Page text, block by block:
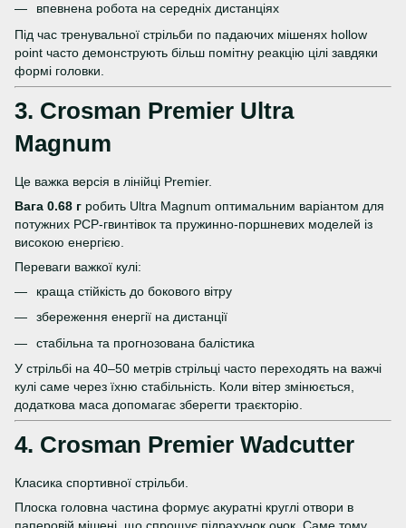
впевнена робота на середніх дистанціях
Під час тренувальної стрільби по падаючих мішенях hollow
point часто демонструють більш помітну реакцію цілі завдяки
формі головки.
3. Crosman Premier Ultra
Magnum
Це важка версія в лінійці Premier.
Вага 0.68 г робить Ultra Magnum оптимальним варіантом для
потужних PCP-гвинтівок та пружинно-поршневих моделей із
високою енергією.
Переваги важкої кулі:
краща стійкість до бокового вітру
збереження енергії на дистанції
стабільна та прогнозована балістика
У стрільбі на 40–50 метрів стрільці часто переходять на важчі
кулі саме через їхню стабільність. Коли вітер змінюється,
додаткова маса допомагає зберегти траєкторію.
4. Crosman Premier Wadcutter
Класика спортивної стрільби.
Плоска головна частина формує акуратні круглі отвори в